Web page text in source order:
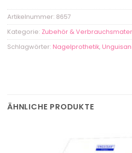
Artikelnummer: 8657
Kategorie: Zubehör &
Schlagwörter: Nagelprothetik, Unguisan
ÄHNLICHE PRODUKTE